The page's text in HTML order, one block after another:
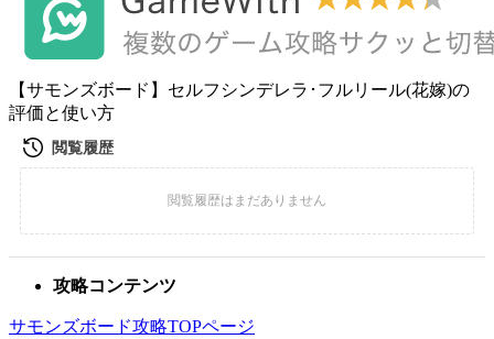
【サモンズボード】セルフシンデレラ･フルリール(花嫁)の
評価と使い方
攻略コンテンツ
サモンズボード攻略TOPページ